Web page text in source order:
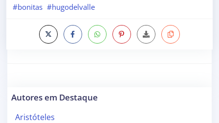
#bonitas #hugodelvalle
Autores em Destaque
Aristóteles